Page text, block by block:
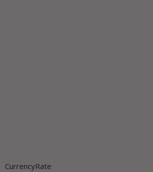
CurrencyRate